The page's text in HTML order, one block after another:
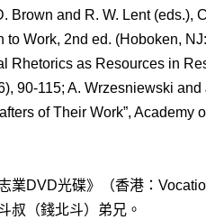
Brown and R. W. Lent (eds.),
Work, 2nd ed. (Hoboken,
Rhetorics as Resources in
90-115; A. Wrzesniewski and
of Their Work”, Academy
業DVD光碟》（香港：
叔（錢北斗）弟兄。